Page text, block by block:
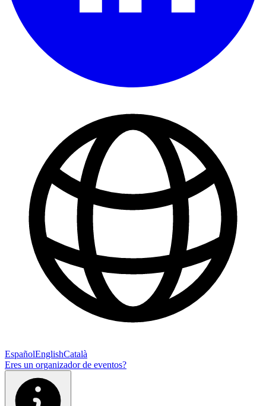
EspañolEnglishCatalà
Eres un organizador de eventos?